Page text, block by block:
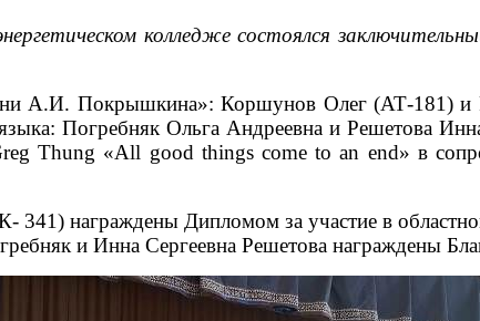
колледже состоялся
А.И. Покрышкина»: Коршунов Олег (АТ-181)
Погребняк Ольга Андреевна и Решетова
Thung «All good things come to an end» в
награждены Дипломом за участие в
и Инна Сергеевна Решетова награждены